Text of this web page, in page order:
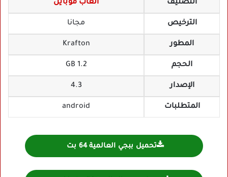
التصنيف العاب موبايل
الترخيص مجانا
المطور Krafton
الحجم 1.2 GB
الإصدار 4.3
المتطلبات android
تحميل ببجي العالمية 64 بت